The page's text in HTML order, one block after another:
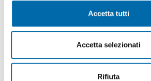
Accetta tutti
Accetta selezionati
Rifiuta
Autostrade del mare
Cantieristica